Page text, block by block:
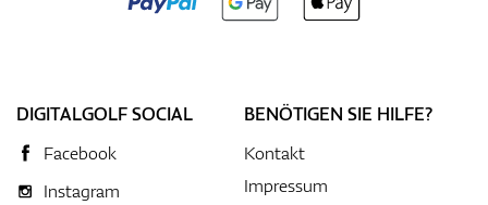
DIGITALGOLF SOCIAL
Facebook
Instagram
BENÖTIGEN SIE HILFE?
Kontakt
Impressum